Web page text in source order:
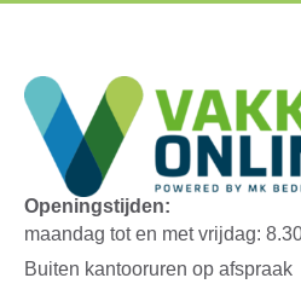
Openingstijden:
maandag tot en met vrijdag:
Buiten kantooruren op afspraak